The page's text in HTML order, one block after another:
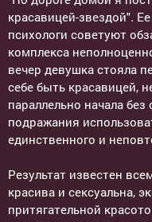
красавицей-звездой".
психологи советуют
комплекса
вечер девушка стояла
себе быть красавицей,
параллельно начала
подражания
единственного и
Результат известен
красива и сексуальна,
притягательной